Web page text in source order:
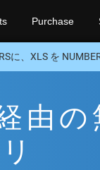
Purchase
に、XLS を
由